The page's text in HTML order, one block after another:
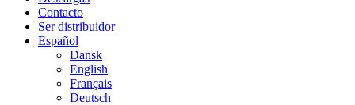
Contacto
Ser distribuidor
Español
Dansk
English
Français
Deutsch